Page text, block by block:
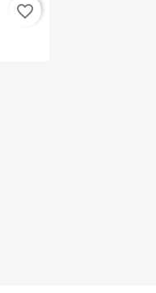
favorite_border